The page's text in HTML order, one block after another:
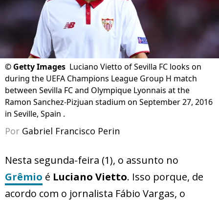
© Getty Images Luciano Vietto of Sevilla FC looks on
during the UEFA Champions League Group H match
between Sevilla FC and Olympique Lyonnais at the
Ramon Sanchez-Pizjuan stadium on September 27, 2016
in Seville, Spain .
Por Gabriel Francisco Perin
Nesta segunda-feira (1), o assunto no
Grêmio é Luciano Vietto. Isso porque, de
acordo com o jornalista Fábio Vargas, o